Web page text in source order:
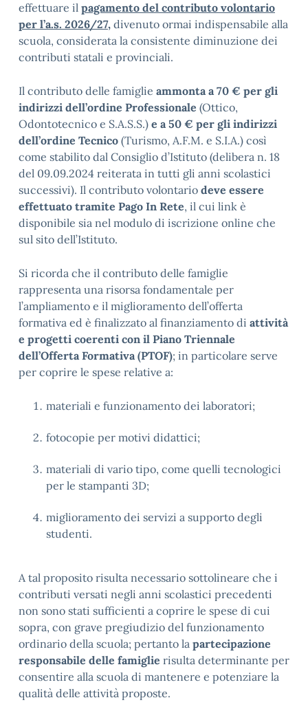
effettuare il pagamento del contributo volontario
per l’a.s. 2026/27, divenuto ormai indispensabile alla
scuola, considerata la consistente diminuzione dei
contributi statali e provinciali.
Il contributo delle famiglie ammonta a 70 € per gli
indirizzi dell’ordine Professionale (Ottico,
Odontotecnico e S.A.S.S.) e a 50 € per gli indirizzi
dell’ordine Tecnico (Turismo, A.F.M. e S.I.A.) così
come stabilito dal Consiglio d’Istituto (delibera n. 18
del 09.09.2024 reiterata in tutti gli anni scolastici
successivi). Il contributo volontario deve essere
effettuato tramite Pago In Rete, il cui link è
disponibile sia nel modulo di iscrizione online che
sul sito dell’Istituto.
Si ricorda che il contributo delle famiglie
rappresenta una risorsa fondamentale per
l’ampliamento e il miglioramento dell’offerta
formativa ed è finalizzato al finanziamento di attività
e progetti coerenti con il Piano Triennale
dell’Offerta Formativa (PTOF); in particolare serve
per coprire le spese relative a:
materiali e funzionamento dei laboratori;
fotocopie per motivi didattici;
materiali di vario tipo, come quelli tecnologici
per le stampanti 3D;
miglioramento dei servizi a supporto degli
studenti.
A tal proposito risulta necessario sottolineare che i
contributi versati negli anni scolastici precedenti
non sono stati sufficienti a coprire le spese di cui
sopra, con grave pregiudizio del funzionamento
ordinario della scuola; pertanto la partecipazione
responsabile delle famiglie risulta determinante per
consentire alla scuola di mantenere e potenziare la
qualità delle attività proposte.